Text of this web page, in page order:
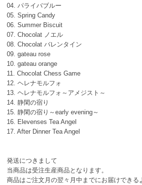
04. パライバブルー
05. Spring Candy
06. Summer Biscuit
07. Chocolat ノエル
08. Chocolat バレンタイン
09. gateau rose
10. gateau orange
11. Chocolat Chess Game
12. ヘレナモルフォ
13. ヘレナモルフォ～アメジスト～
14. 静閑の宿り
15. 静閑の宿り～early evening～
16. Elevenses Tea Angel
17. After Dinner Tea Angel
発送につきまして
当商品は受注生産商品となります。
商品はご注文月の翌々月中までにお届けできる